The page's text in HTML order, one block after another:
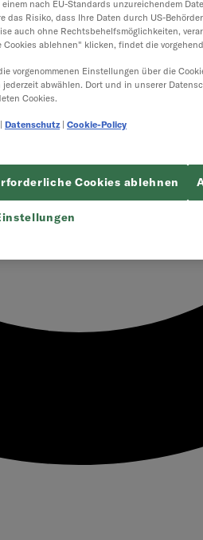
nach EU-Standards unzureichendem
das Risiko, dass Ihre Daten durch US-
auch ohne Rechtsbehelfsmöglichkeiten,
Cookies ablehnen" klicken, findet die
vorgenommenen Einstellungen über die
abwählen. Dort und in unserer
Cookies.
Datenschutz| Cookie-Policy
Cookies ablehnen